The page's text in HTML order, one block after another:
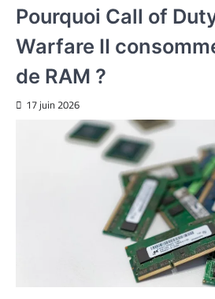
Pourquoi Call of
Warfare II
de RAM ?
17 juin 2026